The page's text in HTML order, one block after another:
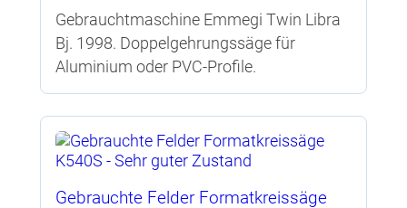
Gebrauchtmaschine Emmegi Twin Libra
Bj. 1998. Doppelgehrungssäge für
Aluminium oder PVC-Profile.
Gebrauchte Felder Formatkreissäge